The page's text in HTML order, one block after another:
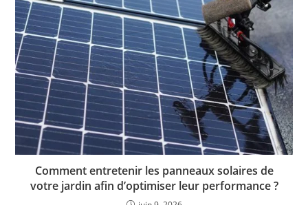
Comment entretenir les panneaux solaires de
votre jardin afin d’optimiser leur performance ?